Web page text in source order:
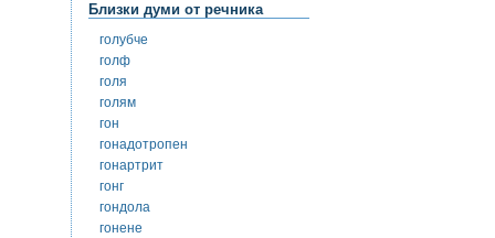
Близки думи от речника
голубче
голф
голя
голям
гон
гонадотропен
гонартрит
гонг
гондола
гонене